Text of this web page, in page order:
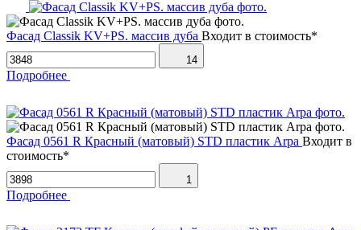
Фасад Classik KV+PS. массив дуба Входит в стоимость*
14
Подробнее
Фасад 0561 R Красный (матовый) STD пластик Arpa Входит в
стоимость*
1
Подробнее